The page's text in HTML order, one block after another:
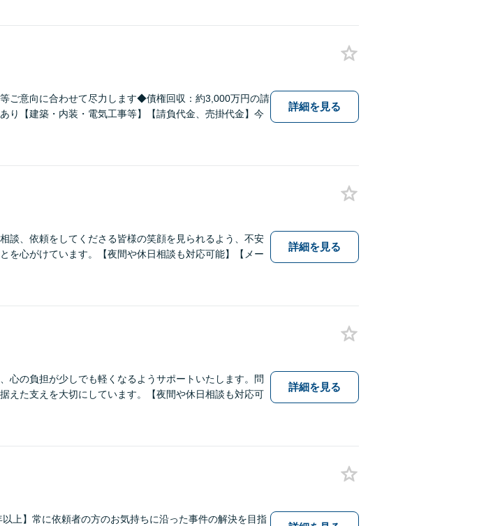
ご意向に合わせて尽力します◆債権回収：約3,000万円の請
り【建築・内装・電気工事等】【請負代金、売掛代金】今
詳細を見る
談、依頼をしてくださる皆様の笑顔を見られるよう、不安
を心がけています。【夜間や休日相談も対応可能】【メー
詳細を見る
心の負担が少しでも軽くなるようサポートいたします。問
えた支えを大切にしています。【夜間や休日相談も対応可
詳細を見る
上】常に依頼者の方のお気持ちに沿った事件の解決を目指